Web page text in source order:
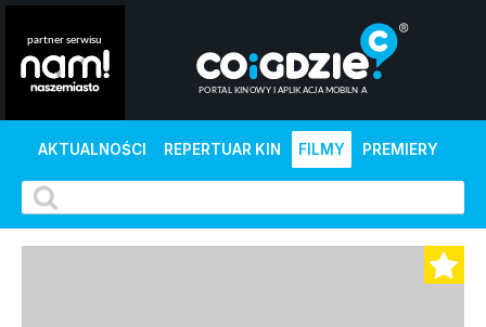
AKTUALNOŚCI REPERTUAR KIN FILMY PREMIERY